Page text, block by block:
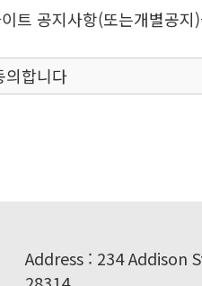
의미합니다.
각종 온라인디지털콘텐츠
스를 의미합니다.
사가 임의로 책정 또는
의미합니다.
트 공지사항(또는개별공지
인정보를 수집하고 있습니
의합니다
Address : 234 Addison